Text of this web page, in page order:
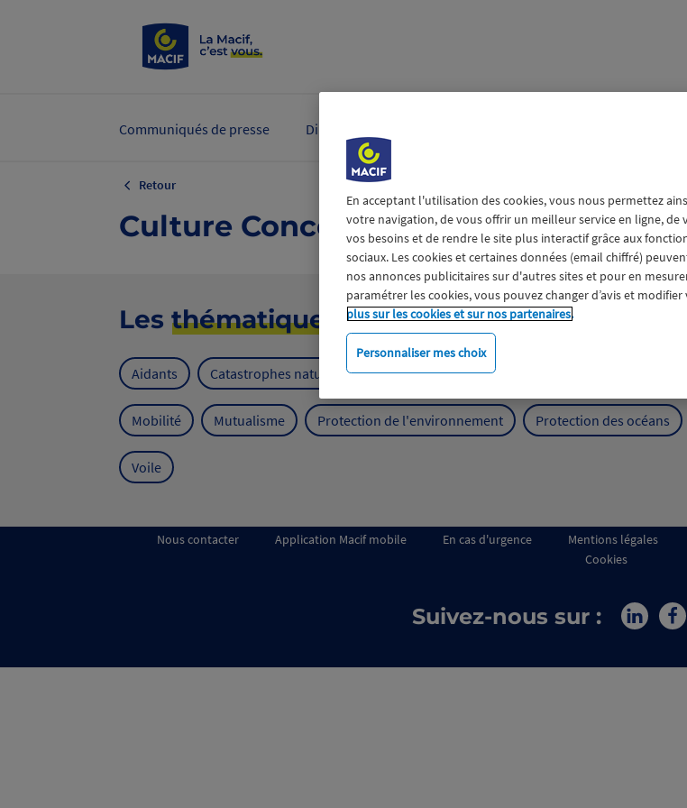
Communiqués de presse Dirigeants et experts
Retour
Culture Concerts
Les thématiques
Aidants Catastrophes naturelles Climat Engagement
Mobilité Mutualisme Protection de l'environnement Protection des océans
Voile
Nous contacter Application Macif mobile En cas d'urgence Mentions légales
Cookies
Suivez-nous sur :
En acceptant l'utilisation des cookies, vous nous permettez
votre navigation, de vous offrir un meilleur service en ligne, de
vos besoins et de rendre le site plus interactif grâce aux
sociaux. Les cookies et certaines données (email chiffré)
nos annonces publicitaires sur d'autres sites et pour en
paramétrer les cookies, vous pouvez changer d’avis et
plus sur les cookies et sur nos partenaires.
Personnaliser mes choix